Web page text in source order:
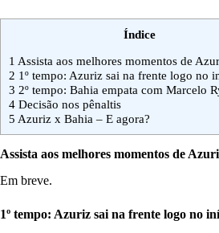
Índice
1 Assista aos melhores momentos de
2 1º tempo: Azuriz sai na frente logo no
3 2º tempo: Bahia empata com Marcelo
4 Decisão nos pênaltis
5 Azuriz x Bahia – E agora?
Assista aos melhores momentos de
Em breve.
1º tempo: Azuriz sai na frente logo no